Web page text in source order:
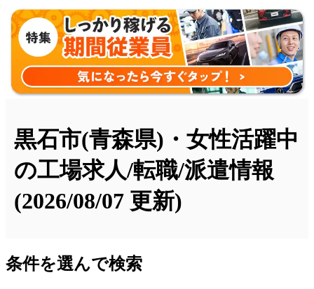
黒石市(青森県)・女性活躍中
の工場求人/転職/派遣情報
(2026/08/07 更新)
条件を選んで検索